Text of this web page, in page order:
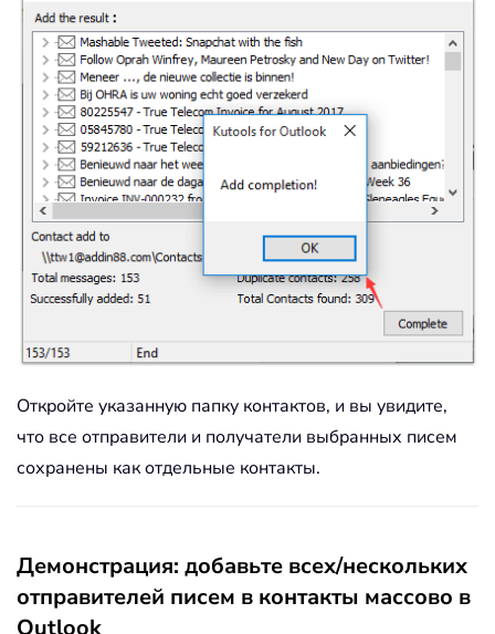
Откройте указанную папку контактов, и вы увидите,
что все отправители и получатели выбранных писем
сохранены как отдельные контакты.
Демонстрация: добавьте всех/нескольких
отправителей писем в контакты массово в
Outlook